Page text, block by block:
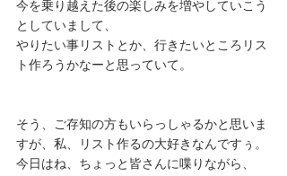
今を乗り越えた後の楽しみを増やしていこう
としていまして、
やりたい事リストとか、行きたいところリス
ト作ろうかなーと思っていて。
そう、ご存知の方もいらっしゃるかと思いま
すが、私、リスト作るの大好きなんですぅ。
今日はね、ちょっと皆さんに喋りながら、